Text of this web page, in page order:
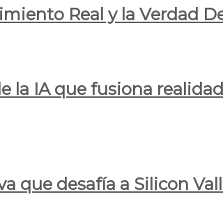
Real y la Verdad
la IA que fusiona
que desafía a Silicon